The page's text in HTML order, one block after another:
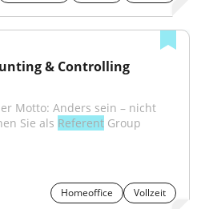
& Controlling
Motto: Anders sein – nicht
Sie als Referent Group
Homeoffice Vollzeit